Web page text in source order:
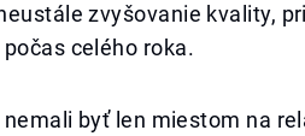
zvyšovanie kvality,
celého roka.
byť len miestom na